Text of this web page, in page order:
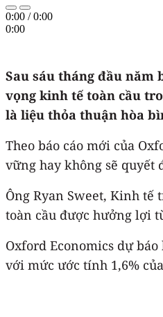
0:00 /0:00
0:00
Sau sáu tháng đầu năm
vọng kinh tế toàn cầu
là liệu thỏa thuận hòa
Theo báo cáo mới của
vững hay không sẽ quyết
Ông Ryan Sweet, Kinh
toàn cầu được hưởng lợi
Oxford Economics dự
với mức ước tính 1,6%